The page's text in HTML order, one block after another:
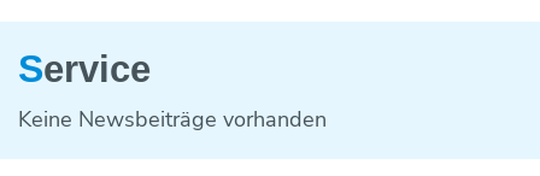
Service
Keine Newsbeiträge vorhanden